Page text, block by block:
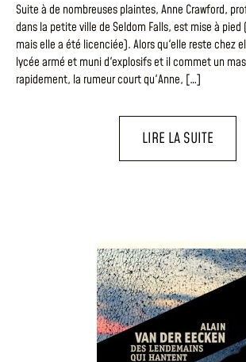
Suite à de nombreuses plaintes, Anne Crawford,
dans la petite ville de Seldom Falls, est mise à
mais elle a été licenciée). Alors qu'elle reste chez
lycée armé et muni d'explosifs et il commet un
rapidement, la rumeur court qu'Anne, […]
LIRE LA SUITE